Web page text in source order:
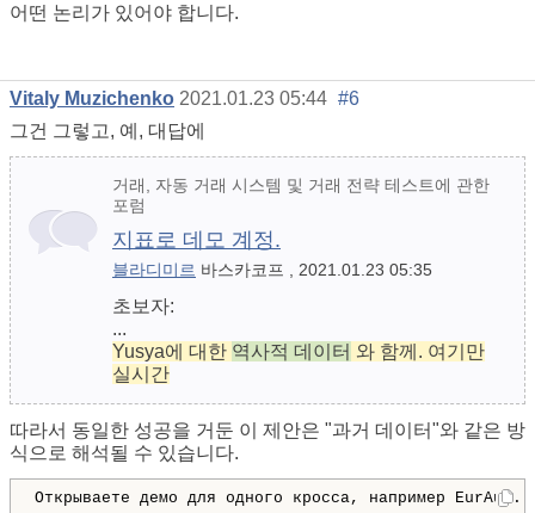
어떤 논리가 있어야 합니다.
Vitaly Muzichenko 2021.01.23 05:44 #6
그건 그렇고, 예, 대답에
거래, 자동 거래 시스템 및 거래 전략 테스트에 관한
포럼
지표로 데모 계정.
블라디미르 바스카코프 , 2021.01.23 05:35
초보자:
...
Yusya에 대한 역사적 데이터 와 함께. 여기만
실시간
따라서 동일한 성공을 거둔 이 제안은 "과거 데이터"와 같은 방
식으로 해석될 수 있습니다.
Открываете демо для одного кросса, например